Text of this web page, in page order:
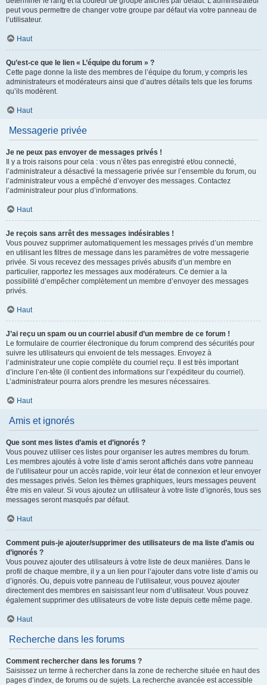
peut vous permettre de changer votre groupe par défaut via votre panneau de
l’utilisateur.
Haut
Qu’est-ce que le lien « L’équipe du forum » ?
Cette page donne la liste des membres de l’équipe du forum, y compris les
administrateurs et modérateurs ainsi que d’autres détails tels que les forums
qu’ils modèrent.
Haut
Messagerie privée
Je ne peux pas envoyer de messages privés !
Il y a trois raisons pour cela : vous n’êtes pas enregistré et/ou connecté,
l’administrateur a désactivé la messagerie privée sur l’ensemble du forum, ou
l’administrateur vous a empêché d’envoyer des messages. Contactez
l’administrateur pour plus d’informations.
Haut
Je reçois sans arrêt des messages indésirables !
Vous pouvez supprimer automatiquement les messages privés d’un membre
en utilisant les filtres de message dans les paramètres de votre messagerie
privée. Si vous recevez des messages privés abusifs d’un membre en
particulier, rapportez les messages aux modérateurs. Ce dernier a la
possibilité d’empêcher complètement un membre d’envoyer des messages
privés.
Haut
J’ai reçu un spam ou un courriel abusif d’un membre de ce forum !
Le formulaire de courrier électronique du forum comprend des sécurités pour
suivre les utilisateurs qui envoient de tels messages. Envoyez à
l’administrateur une copie complète du courriel reçu. Il est très important
d’inclure l’en-tête (il contient des informations sur l’expéditeur du courriel).
L’administrateur pourra alors prendre les mesures nécessaires.
Haut
Amis et ignorés
Que sont mes listes d’amis et d’ignorés ?
Vous pouvez utiliser ces listes pour organiser les autres membres du forum.
Les membres ajoutés à votre liste d’amis seront affichés dans votre panneau
de l’utilisateur pour un accès rapide, voir leur état de connexion et leur envoyer
des messages privés. Selon les thèmes graphiques, leurs messages peuvent
être mis en valeur. Si vous ajoutez un utilisateur à votre liste d’ignorés, tous ses
messages seront masqués par défaut.
Haut
Comment puis-je ajouter/supprimer des utilisateurs de ma liste d’amis ou
d’ignorés ?
Vous pouvez ajouter des utilisateurs à votre liste de deux manières. Dans le
profil de chaque membre, il y a un lien pour l’ajouter dans votre liste d’amis ou
d’ignorés. Ou, depuis votre panneau de l’utilisateur, vous pouvez ajouter
directement des membres en saisissant leur nom d’utilisateur. Vous pouvez
également supprimer des utilisateurs de votre liste depuis cette même page.
Haut
Recherche dans les forums
Comment rechercher dans les forums ?
Saisissez un terme à rechercher dans la zone de recherche située en haut des
pages d’index, de forums ou de sujets. La recherche avancée est accessible